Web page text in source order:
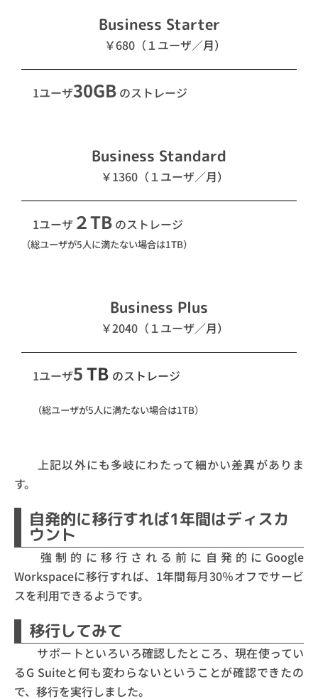
Business Starter
￥680（１ユーザ／月）
1ユーザ30GB のストレージ
Business Standard
￥1360（１ユーザ／月）
1ユーザ ２TB のストレージ
（総ユーザが5人に満たない場合は1TB）
Business Plus
￥2040（１ユーザ／月）
1ユーザ5TB のストレージ
（総ユーザが5人に満たない場合は1TB）
上記以外にも多岐にわたって細かい差異がありま
す。
自発的に移行すれば1年間はディスカ
ウント
強制的に移行される前に自発的にGoogle
Workspaceに移行すれば、1年間毎月30％オフでサービ
スを利用できるようです。
移行してみて
サポートといろいろ確認したところ、現在使ってい
るG Suiteと何も変わらないということが確認できたの
で、移行を実行しました。